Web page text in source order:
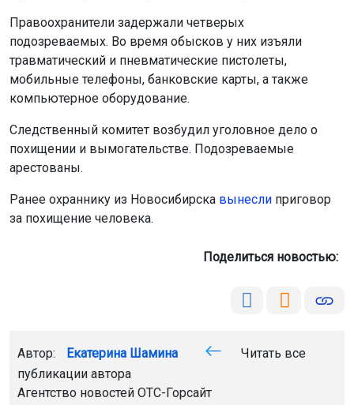
Правоохранители задержали четверых
подозреваемых. Во время обысков у них изъяли
травматический и пневматические пистолеты,
мобильные телефоны, банковские карты, а также
компьютерное оборудование.
Следственный комитет возбудил уголовное дело о
похищении и вымогательстве. Подозреваемые
арестованы.
Ранее охраннику из Новосибирска вынесли приговор
за похищение человека.
Поделиться новостью:
Автор: Екатерина Шамина
Читать все
публикации автора
Агентство новостей ОТС-Горсайт